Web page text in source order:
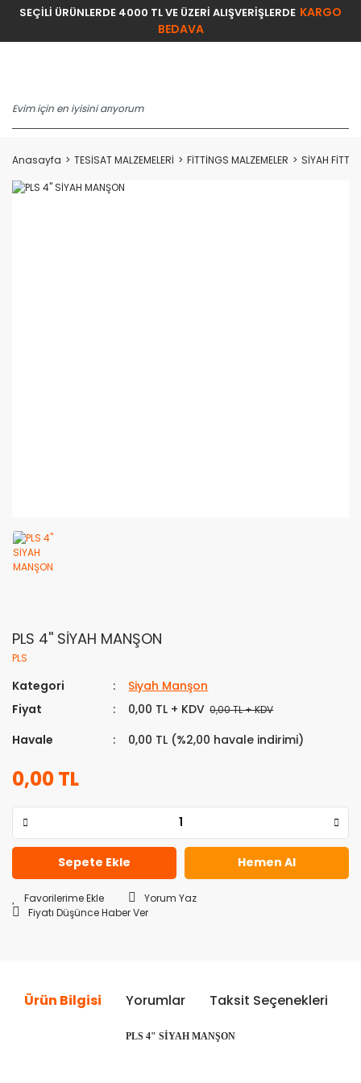
SEÇİLİ ÜRÜNLERDE 4000 TL VE ÜZERİ ALIŞVERİŞLERDE KARGO
BEDAVA
Anasayfa TESİSAT MALZEMELERİ FİTTİNGS MALZEMELER SİYAH
PLS 4'' SİYAH MANŞON
PLS
Kategori
Siyah Manşon
Fiyat
0,00 TL + KDV 0,00 TL + KDV
Havale 0,00 TL (%2,00 havale indirimi)
0,00 TL
Sepete Ekle Hemen Al
Yorum Yaz
Fiyatı Düşünce Haber Ver
Ürün Bilgisi Yorumlar Taksit Seçenekleri
PLS 4" SİYAH MANŞON